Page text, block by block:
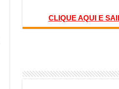
CLIQUE AQUI E